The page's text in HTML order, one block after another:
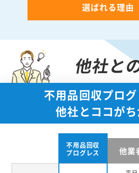
選ばれる理由
他社と
不用品回収プロ
他社とココがち
不用品回収
プログレス
他業